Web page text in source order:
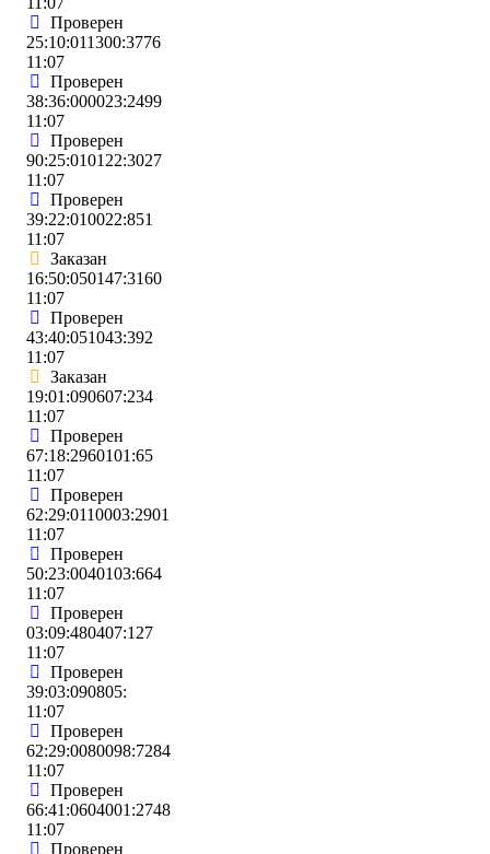
Проверен
25:10:011300:3776
11:07
Проверен
38:36:000023:2499
11:07
Проверен
90:25:010122:3027
11:07
Проверен
39:22:010022:851
11:07
Заказан
16:50:050147:3160
11:07
Проверен
43:40:051043:392
11:07
Заказан
19:01:090607:234
11:07
Проверен
67:18:2960101:65
11:07
Проверен
62:29:0110003:2901
11:07
Проверен
50:23:0040103:664
11:07
Проверен
03:09:480407:127
11:07
Проверен
39:03:090805:
11:07
Проверен
62:29:0080098:7284
11:07
Проверен
66:41:0604001:2748
11:07
Проверен